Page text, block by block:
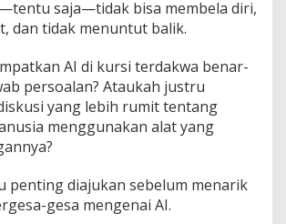
saja—tidak bisa membela diri,
dan tidak menuntut balik.
AI di kursi terdakwa benar-
persoalan? Ataukah justru
yang lebih rumit tentang
menggunakan alat yang
penting diajukan sebelum menarik
gesa mengenai AI.